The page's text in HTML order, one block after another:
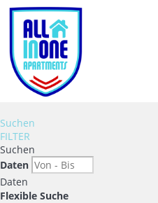
Suchen
FILTER
Suchen
Daten
Daten
Flexible Suche